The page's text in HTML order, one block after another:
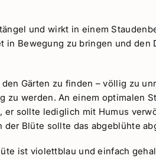
und wirkt in einem
in Bewegung zu bringen und den
Gärten zu finden – völlig zu
zu werden. An einem optimalen
er sollte lediglich mit Humus
der Blüte sollte das abgeblühte
ist violettblau und einfach